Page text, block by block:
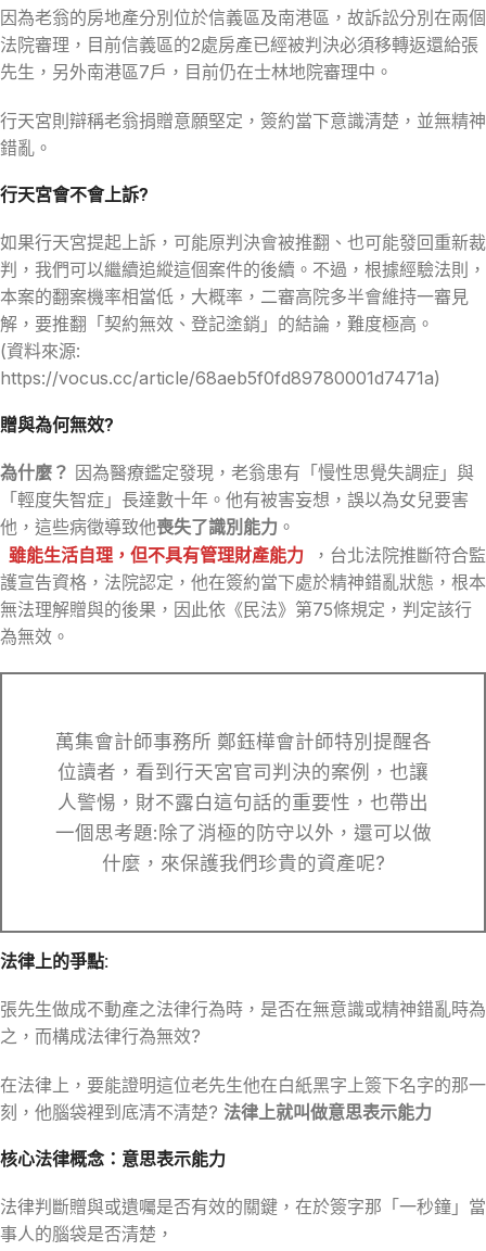
因為老翁的房地產分別位於信義區及南港區，故訴訟分別在兩個
法院審理，目前信義區的2處房產已經被判決必須移轉返還給張
先生，另外南港區7戶，目前仍在士林地院審理中。
行天宮則辯稱老翁捐贈意願堅定，簽約當下意識清楚，並無精神
錯亂。
行天宮會不會上訴?
如果行天宮提起上訴，可能原判決會被推翻、也可能發回重新裁
判，我們可以繼續追縱這個案件的後續。不過，根據經驗法則，
本案的翻案機率相當低，大概率，二審高院多半會維持一審見
解，要推翻「契約無效、登記塗銷」的結論，難度極高。
(資料來源:
https://vocus.cc/article/68aeb5f0fd89780001d7471a)
贈與為何無效?
為什麼？ 因為醫療鑑定發現，老翁患有「慢性思覺失調症」與
「輕度失智症」長達數十年。他有被害妄想，誤以為女兒要害
他，這些病徵導致他喪失了識別能力 。
雖能生活自理，但不具有管理財產能力
，台北法院推斷符合監
護宣告資格，法院認定，他在簽約當下處於精神錯亂狀態，根本
無法理解贈與的後果，因此依《民法》第75條規定，判定該行
為無效。
萬集會計師事務所 鄭鈺樺會計師特別提醒各
位讀者，看到行天宮官司判決的案例，也讓
人警惕，財不露白這句話的重要性，也帶出
一個思考題:除了消極的防守以外，還可以做
什麼，來保護我們珍貴的資產呢?
法律上的爭點:
張先生做成不動產之法律行為時，是否在無意識或精神錯亂時為
之，而構成法律行為無效?
在法律上，要能證明這位老先生他在白紙黑字上簽下名字的那一
刻，他腦袋裡到底清不清楚? 法律上就叫做意思表示能力
核心法律概念：意思表示能力
法律判斷贈與或遺囑是否有效的關鍵，在於簽字那「一秒鐘」當
事人的腦袋是否清楚，